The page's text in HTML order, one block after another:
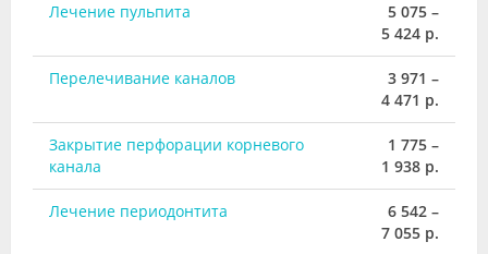
Лечение пульпита
5 075 –
5 424 р.
Перелечивание каналов
3 971 –
4 471 р.
Закрытие перфорации корневого
канала
1 775 –
1 938 р.
Лечение периодонтита
6 542 –
7 055 р.